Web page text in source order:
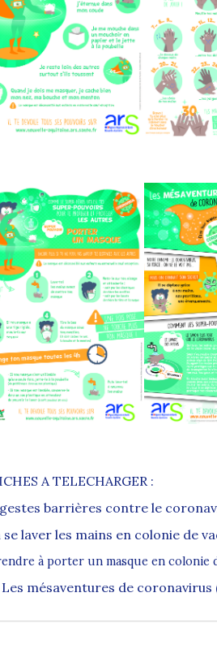
A TELECHARGER :
barrières contre le
se laver les mains en colonie de
à porter un masque en colonie
Les mésaventures de